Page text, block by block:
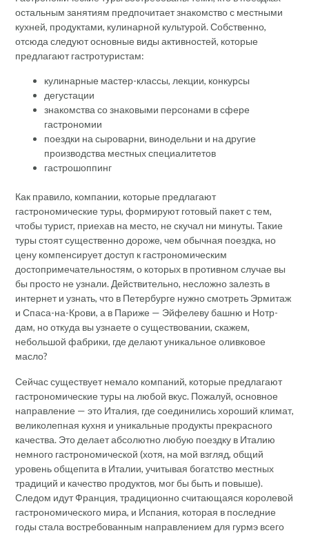
остальным занятиям предпочитает знакомство с местными
кухней, продуктами, кулинарной культурой. Собственно,
отсюда следуют основные виды активностей, которые
предлагают гастротуристам:
кулинарные мастер-классы, лекции, конкурсы
дегустации
знакомства со знаковыми персонами в сфере
гастрономии
поездки на сыроварни, винодельни и на другие
производства местных специалитетов
гастрошоппинг
Как правило, компании, которые предлагают
гастрономические туры, формируют готовый пакет с тем,
чтобы турист, приехав на место, не скучал ни минуты. Такие
туры стоят существенно дороже, чем обычная поездка, но
цену компенсирует доступ к гастрономическим
достопримечательностям, о которых в противном случае вы
бы просто не узнали. Действительно, несложно залезть в
интернет и узнать, что в Петербурге нужно смотреть Эрмитаж
и Спаса-на-Крови, а в Париже — Эйфелеву башню и Нотр-
дам, но откуда вы узнаете о существовании, скажем,
небольшой фабрики, где делают уникальное оливковое
масло?
Сейчас существует немало компаний, которые предлагают
гастрономические туры на любой вкус. Пожалуй, основное
направление — это Италия, где соединились хороший климат,
великолепная кухня и уникальные продукты прекрасного
качества. Это делает абсолютно любую поездку в Италию
немного гастрономической (хотя, на мой взгляд, общий
уровень общепита в Италии, учитывая богатство местных
традиций и качество продуктов, мог бы быть и повыше).
Следом идут Франция, традиционно считающаяся королевой
гастрономического мира, и Испания, которая в последние
годы стала востребованным направлением для гурмэ всего